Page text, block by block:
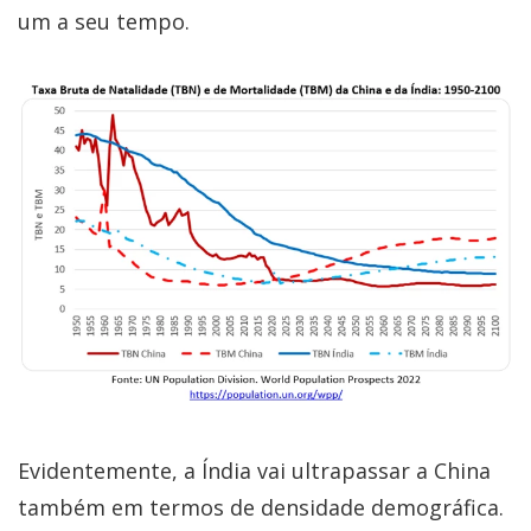
um a seu tempo.
Evidentemente, a Índia vai ultrapassar a China
também em termos de densidade demográfica.